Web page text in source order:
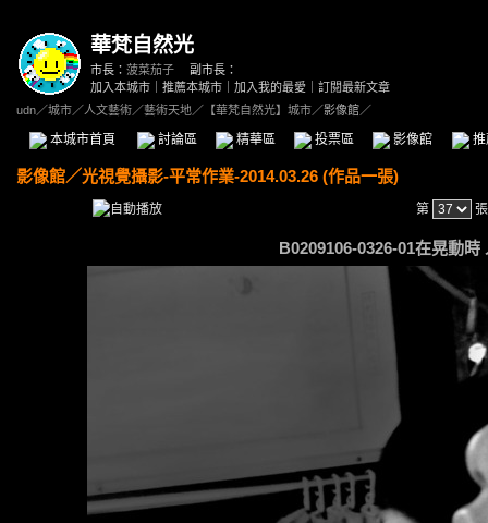
華梵自然光
市長： 菠菜茄子
副市長：
加入本城市
推薦本城市 加入我的最愛
訂閱最新文章
udn／城市／人文藝術／藝術天地／ 【華梵自然光】城市／影像館／
本城市首頁 討論區 精華區 投票區 影像館
影像館／光視覺攝影-平常作業-2014.03.26 (作品一張)
第
B0209106-0326-01在晃動時